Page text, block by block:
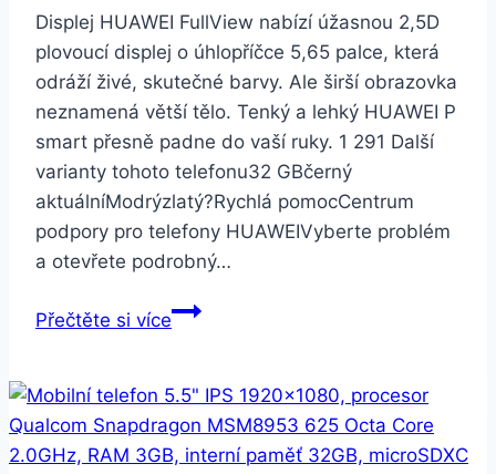
Displej HUAWEI FullView nabízí úžasnou 2,5D
plovoucí displej o úhlopříčce 5,65 palce, která
odráží živé, skutečné barvy. Ale širší obrazovka
neznamená větší tělo. Tenký a lehký HUAWEI P
smart přesně padne do vaší ruky. 1 291 Další
varianty tohoto telefonu32 GBčerný
aktuálníModrýzlatý?Rychlá pomocCentrum
podpory pro telefony HUAWEIVyberte problém
a otevřete podrobný…
Přečtěte si víceHuawei
32GB
Dual
SIM